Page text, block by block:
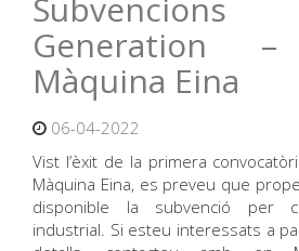
Generation –
Màquina Eina
06-04-2022
Vist l’èxit de la primera
Màquina Eina, es preveu que
disponible la subvenció per
industrial. Si esteu interessats a